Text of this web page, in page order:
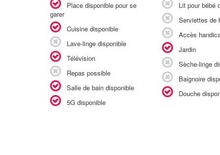
Place disponible pour se
garer
Cuisine disponible
Lave-linge disponible
Télévision
Repas possible
Salle de bain disponible
5G disponible
Lit pour bébé
Serviettes de
Accès
Jardin
Sèche-linge
Baignoire
Douche